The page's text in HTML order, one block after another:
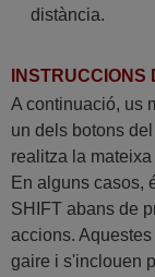
distància.
A continuació, us
un dels botons
realitza la
En alguns casos,
SHIFT abans de
accions.
gaire i s'inclouen